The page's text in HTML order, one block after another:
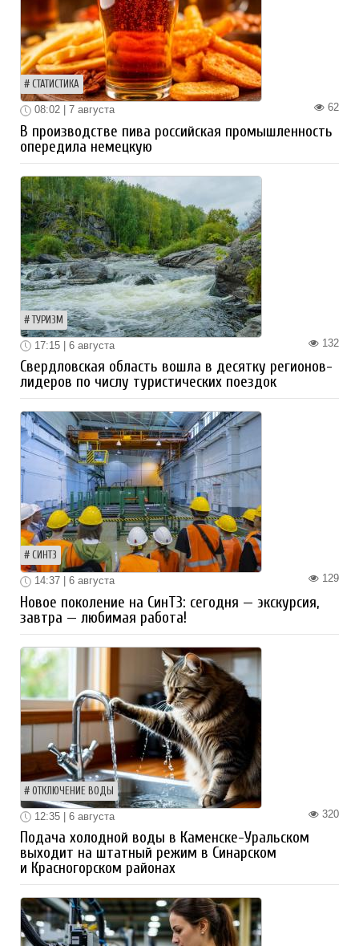
СТАТИСТИКА
62
08:02 | 7 августа
В производстве пива российская промышленность
опередила немецкую
ТУРИЗМ
132
17:15 | 6 августа
Свердловская область вошла в десятку регионов-
лидеров по числу туристических поездок
СИНТЗ
129
14:37 | 6 августа
Новое поколение на СинТЗ: сегодня — экскурсия,
завтра — любимая работа!
ОТКЛЮЧЕНИЕ ВОДЫ
320
12:35 | 6 августа
Подача холодной воды в Каменске-Уральском
выходит на штатный режим в Синарском
и Красногорском районах